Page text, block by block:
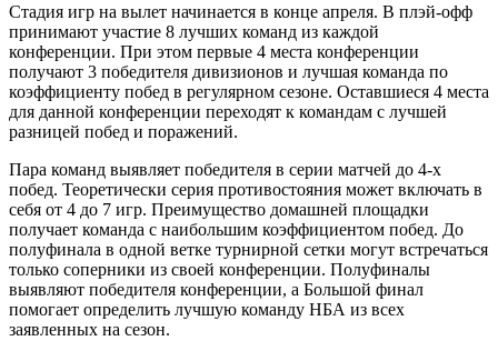
Стадия игр на вылет начинается в конце апреля. В плэй-офф
принимают участие 8 лучших команд из каждой
конференции. При этом первые 4 места конференции
получают 3 победителя дивизионов и лучшая команда по
коэффициенту побед в регулярном сезоне. Оставшиеся 4 места
для данной конференции переходят к командам с лучшей
разницей побед и поражений.
Пара команд выявляет победителя в серии матчей до 4-х
побед. Теоретически серия противостояния может включать в
себя от 4 до 7 игр. Преимущество домашней площадки
получает команда с наибольшим коэффициентом побед. До
полуфинала в одной ветке турнирной сетки могут встречаться
только соперники из своей конференции. Полуфиналы
выявляют победителя конференции, а Большой финал
помогает определить лучшую команду НБА из всех
заявленных на сезон.